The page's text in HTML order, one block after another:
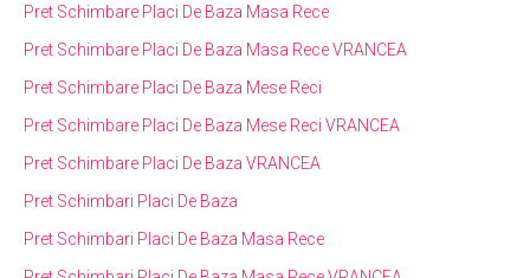
Pret Schimbare Placi De Baza Masa Rece
Pret Schimbare Placi De Baza Masa Rece VRANCEA
Pret Schimbare Placi De Baza Mese Reci
Pret Schimbare Placi De Baza Mese Reci VRANCEA
Pret Schimbare Placi De Baza VRANCEA
Pret Schimbari Placi De Baza
Pret Schimbari Placi De Baza Masa Rece